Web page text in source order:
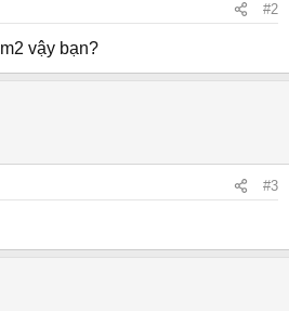
#2
vậy bạn?
#3